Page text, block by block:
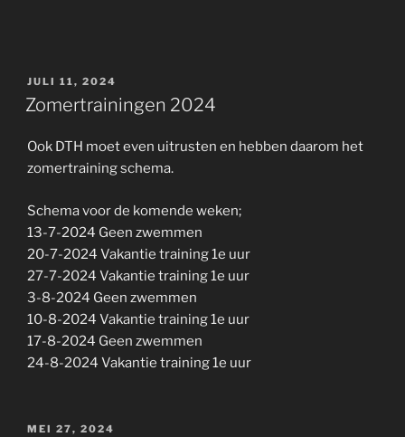
GEPLAATST
OP
JULI 11, 2024
Zomertrainingen 2024
Ook DTH moet even uitrusten en hebben daarom het
zomertraining schema.
Schema voor de komende weken;
13-7-2024 Geen zwemmen
20-7-2024 Vakantie training 1e uur
27-7-2024 Vakantie training 1e uur
3-8-2024 Geen zwemmen
10-8-2024 Vakantie training 1e uur
17-8-2024 Geen zwemmen
24-8-2024 Vakantie training 1e uur
GEPLAATST
MEI 27, 2024